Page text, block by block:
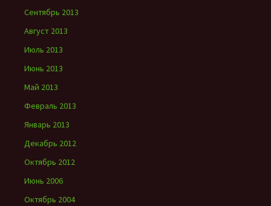
Сентябрь 2013
Август 2013
Июль 2013
Июнь 2013
Май 2013
Февраль 2013
Январь 2013
Декабрь 2012
Октябрь 2012
Июнь 2006
Октябрь 2004